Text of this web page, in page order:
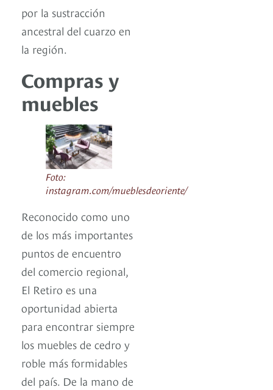
por la sustracción
ancestral del cuarzo en
la región.
Compras y
muebles
Foto:
instagram.com/mueblesdeoriente/
Reconocido como uno
de los más importantes
puntos de encuentro
del comercio regional,
El Retiro es una
oportunidad abierta
para encontrar siempre
los muebles de cedro y
roble más formidables
del país. De la mano de